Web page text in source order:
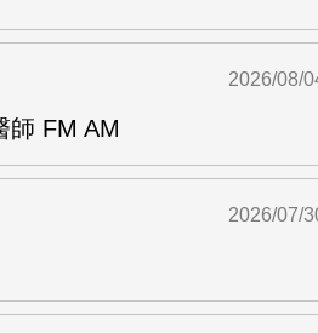
師 FM AM
2026/08/
2026/07/